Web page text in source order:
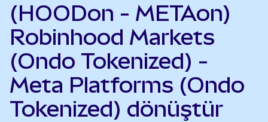
(HOODon - METAon)
Robinhood Markets
(Ondo Tokenized) -
Meta Platforms (Ondo
Tokenized) dönüştür